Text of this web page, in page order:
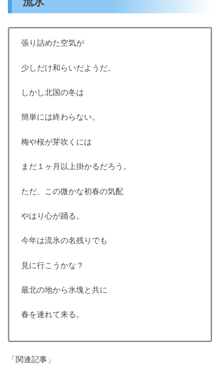
張り詰めた空気が
少しだけ和らいだようだ。
しかし北国の冬は
簡単には終わらない。
梅や桜が芽吹くには
まだ１ヶ月以上掛かるだろう。
ただ、この微かな初春の気配
やはり心が踊る。
今年は流氷の名残りでも
見に行こうかな？
最北の地から氷塊と共に
春を連れて来る。
「関連記事」